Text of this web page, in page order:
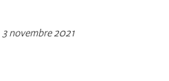
3 novembre 2021